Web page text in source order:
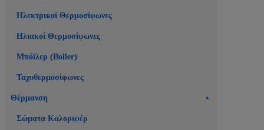
Ηλεκτρικοί Θερμοσίφωνες
Ηλιακοί Θερμοσίφωνες
Μπόϊλερ (Boiler)
Ταχυθερμοσίφωνες
Θέρμανση
Σώματα Καλοριφέρ